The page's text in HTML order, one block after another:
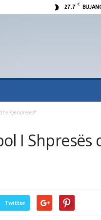
27.7 C
Qendresës!”
I Shpresës
Twitter